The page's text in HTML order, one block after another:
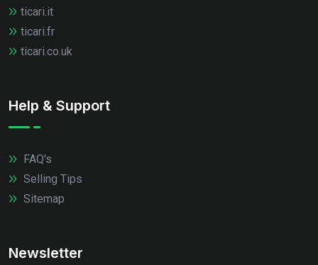
ticari.it
ticari.fr
ticari.co.uk
Help & Support
FAQ's
Selling Tips
Sitemap
Newsletter